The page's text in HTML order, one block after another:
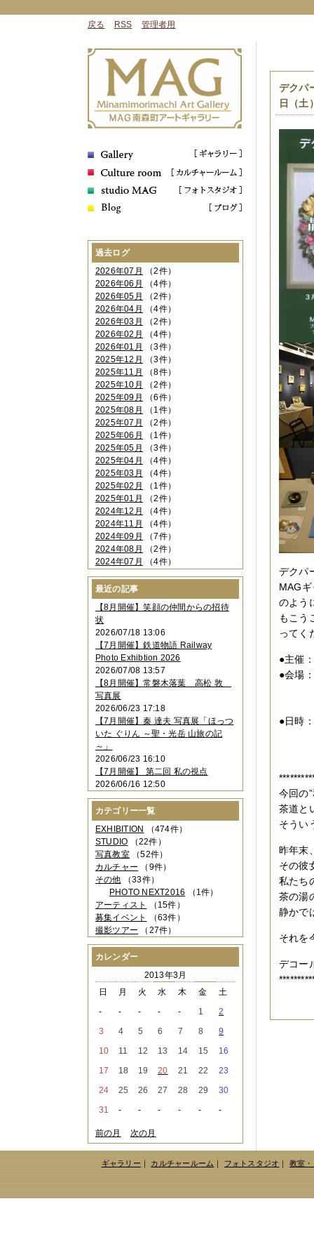
戻る RSS 管理者用
デクパ
日（土
デクパ
MAG
のよう
もこう
ってく
●主催
●会場
●日時
今回の
茶道と
そうい
昨年末
その彼
私たち
茶の湯
静かで
それを
デコー
過去ログ
2026年07月
（2件）
2026年06月
（4件）
2026年05月
（2件）
2026年04月
（4件）
2026年03月
（2件）
2026年02月
（4件）
2026年01月
（3件）
2025年12月
（3件）
2025年11月
（8件）
2025年10月
（2件）
2025年09月
（6件）
2025年08月
（1件）
2025年07月
（2件）
2025年06月
（1件）
2025年05月
（3件）
2025年04月
（4件）
2025年03月
（4件）
2025年02月
（1件）
2025年01月
（2件）
2024年12月
（4件）
2024年11月
（4件）
2024年09月
（7件）
2024年08月
（2件）
2024年07月
（4件）
2024年06月（4件）
2024年04月
2024年03月（3件）
2024年02月（2件）
2023年12月
2023年11月 （4件）
2023年10月（3件）
2023年09月（4件）
2023年08月 （1件）
2023年06月（3件）
2023年05月
2023年04月 （2件）
2023年03月（5件）
2023年02月（3件）
2023年01月
2022年12月 （3件）
2022年11月（2件）
2022年10月（4件）
2022年09月（2件）
2022年08月
（3件）
2022年07月（3件）
2022年05月（4件）
2022年04月（2件）
2022年03月
（5件）
2022年02月（3件）
2022年01月（3件）
2021年12月（2件）
2021年11月（3件）
2021年10月
（1件）
2021年08月
2021年07月（1件）
（3件）
2021年05月（2件）
2021年02月 （1件）
2020年12月（3件）
2020年11月 （6件）
2020年09月（5件）
2020年08月
2020年06月（2件）
2020年04月（4件）
2020年03月（9件）
2020年02月（3件）
2020年01月（5件）
2019年12月（3件）
最近の記事
【8月開催】笑顔の仲間からの招待
状
2026/07/18 13:06
【7月開催】鉄道物語 Railway
Photo Exhibtion 2026
2026/07/08 13:57
【8月開催】常磐木落葉 高松 敦
写真展
2026/06/23 17:18
【7月開催】秦 達夫 写真展「ほっつ
いた ぐりん ～聖・光岳 山旅の記
～」
2026/06/23 16:10
【7月開催】 第二回 私の視点
2026/06/16 12:50
カテゴリー一覧
EXHIBITION （474件）
STUDIO （22件）
写真教室（52件）
カルチャー （9件）
その他 （33件）
PHOTO NEXT2016 （1件）
アーティスト
（15件）
募集イベント
（63件）
撮影ツアー （27件）
カレンダー
2013年3月
日
月 火 水 木 金
土
-
- - - - 1
2
3
4 5 6 7 8
9
10
11 12 13 14 15
16
17
18 19 20 21 22
23
24
25 26 27 28 29
30
31
- - - - - -
前の月 次の月
ギャラリー｜ カルチャールーム｜ フォトスタジオ｜ 教室